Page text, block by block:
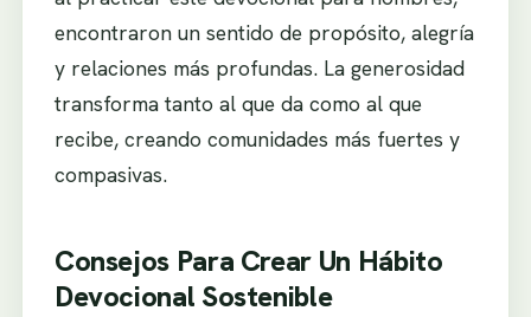
encontraron un sentido de propósito, alegría
y relaciones más profundas. La generosidad
transforma tanto al que da como al que
recibe, creando comunidades más fuertes y
compasivas.
Consejos Para Crear Un Hábito
Devocional Sostenible